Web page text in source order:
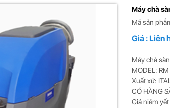
Máy chà
Mã sản
Giá : Liên
Máy chà
MODEL:
Xuất xứ:
CÓ HÀNG
Giá niêm